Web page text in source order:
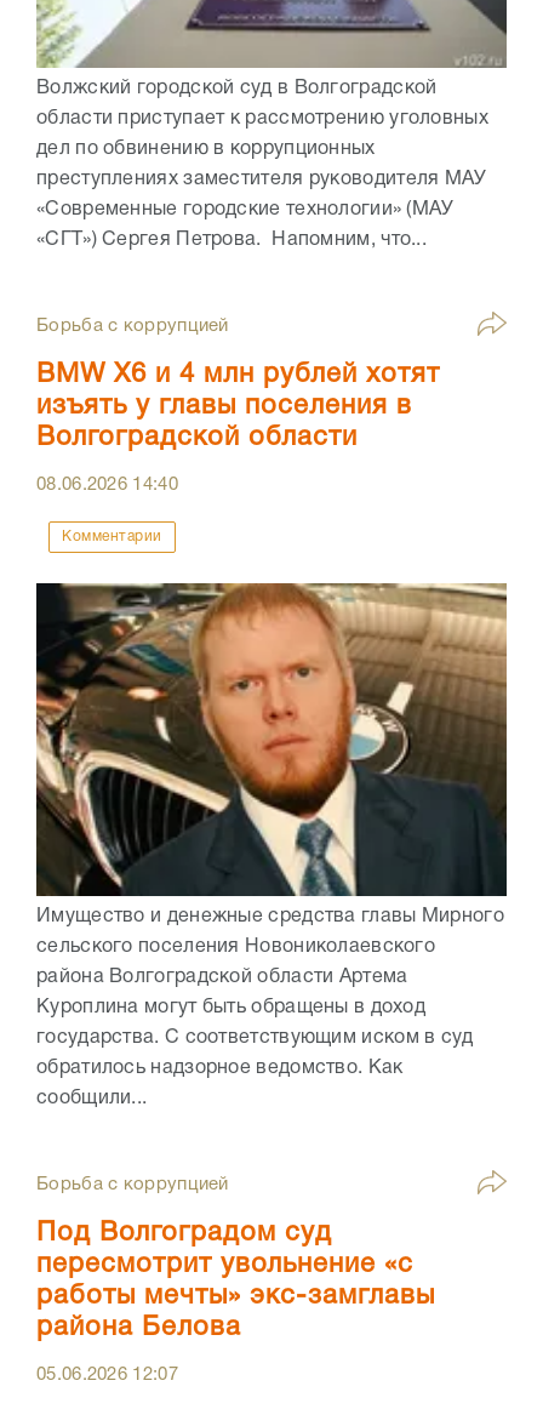
Волжский городской суд в Волгоградской
области приступает к рассмотрению уголовных
дел по обвинению в коррупционных
преступлениях заместителя руководителя МАУ
«Современные городские технологии» (МАУ
«СГТ») Сергея Петрова. Напомним, что...
Борьба с коррупцией
BMW X6 и 4 млн рублей хотят
изъять у главы поселения в
Волгоградской области
08.06.2026 14:40
Комментарии
Имущество и денежные средства главы Мирного
сельского поселения Новониколаевского
района Волгоградской области Артема
Куроплина могут быть обращены в доход
государства. С соответствующим иском в суд
обратилось надзорное ведомство. Как
сообщили...
Борьба с коррупцией
Под Волгоградом суд
пересмотрит увольнение «с
работы мечты» экс-замглавы
района Белова
05.06.2026 12:07